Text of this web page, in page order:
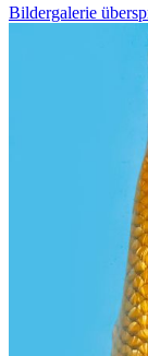
Bildergalerie